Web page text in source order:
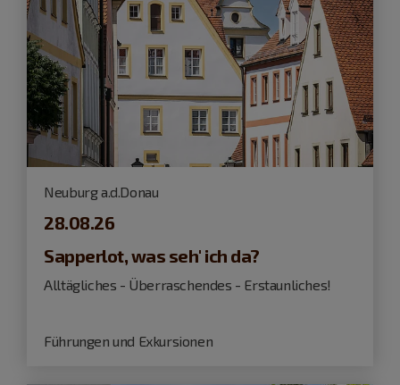
Neuburg a.d.Donau
28.08.26
Sapperlot, was seh' ich da?
Alltägliches - Überraschendes - Erstaunliches!
Führungen und Exkursionen